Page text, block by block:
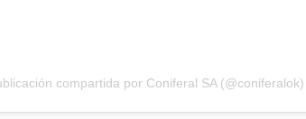
compartida por Coniferal SA (@coniferalok)